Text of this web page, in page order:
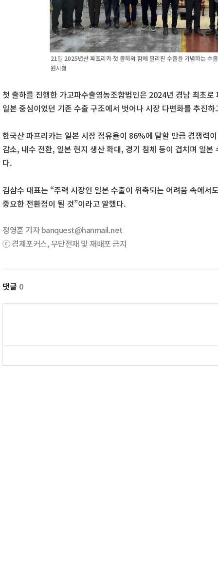
21일 2025년산 파프리카 첫 출하와 함께 필리핀 수출을 기념하는 수
원시청
첫 출하를 진행한 가고파수출영농조합법인은 2024년 경남 최초
일본 중심이었던 기존 수출 구조에서 벗어나 시장 다변화를 추진하
한국산 파프리카는 일본 시장 점유율이 86%에 달할 만큼 경쟁력
감소, 내수 전환, 일본 현지 생산 확대, 경기 침체 등이 겹치며 일
다.
김삼수 대표는 “주력 시장인 일본 수출이 위축되는 어려움 속에서
중요한 전환점이 될 것”이라고 말했다.
정영훈 기자 banquest@hanmail.net
ⓒ 경제포커스, 무단전재 및 재배포 금지
댓글 0